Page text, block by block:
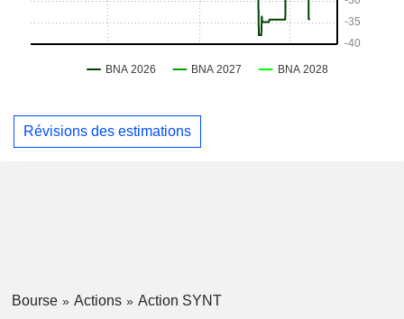
Révisions des estimations
Bourse Actions Action SYNT